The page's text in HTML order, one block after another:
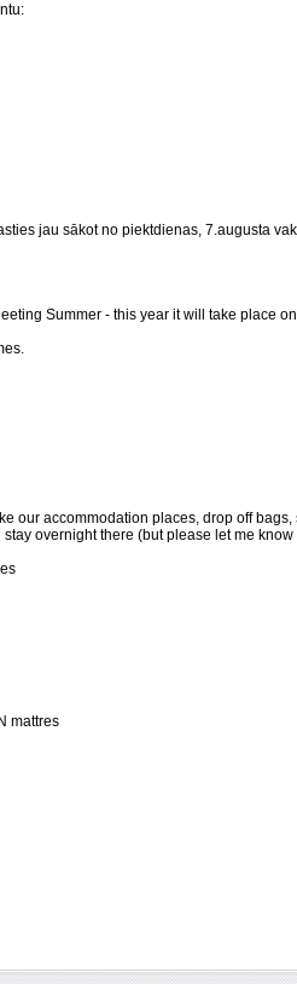
jau sākot no piektdienas, 7.augusta
Summer - this year it will take place
accommodation places, drop off bags,
overnight there (but please let me
mattres